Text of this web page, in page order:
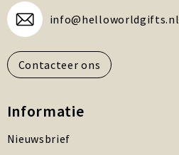
info@helloworldgifts.nl
Contacteer ons
Informatie
Nieuwsbrief